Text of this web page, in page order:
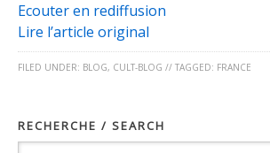
Ecouter en rediffusion
Lire l’article original
FILED UNDER: BLOG, CULT-BLOG // TAGGED: FRANCE
RECHERCHE / SEARCH